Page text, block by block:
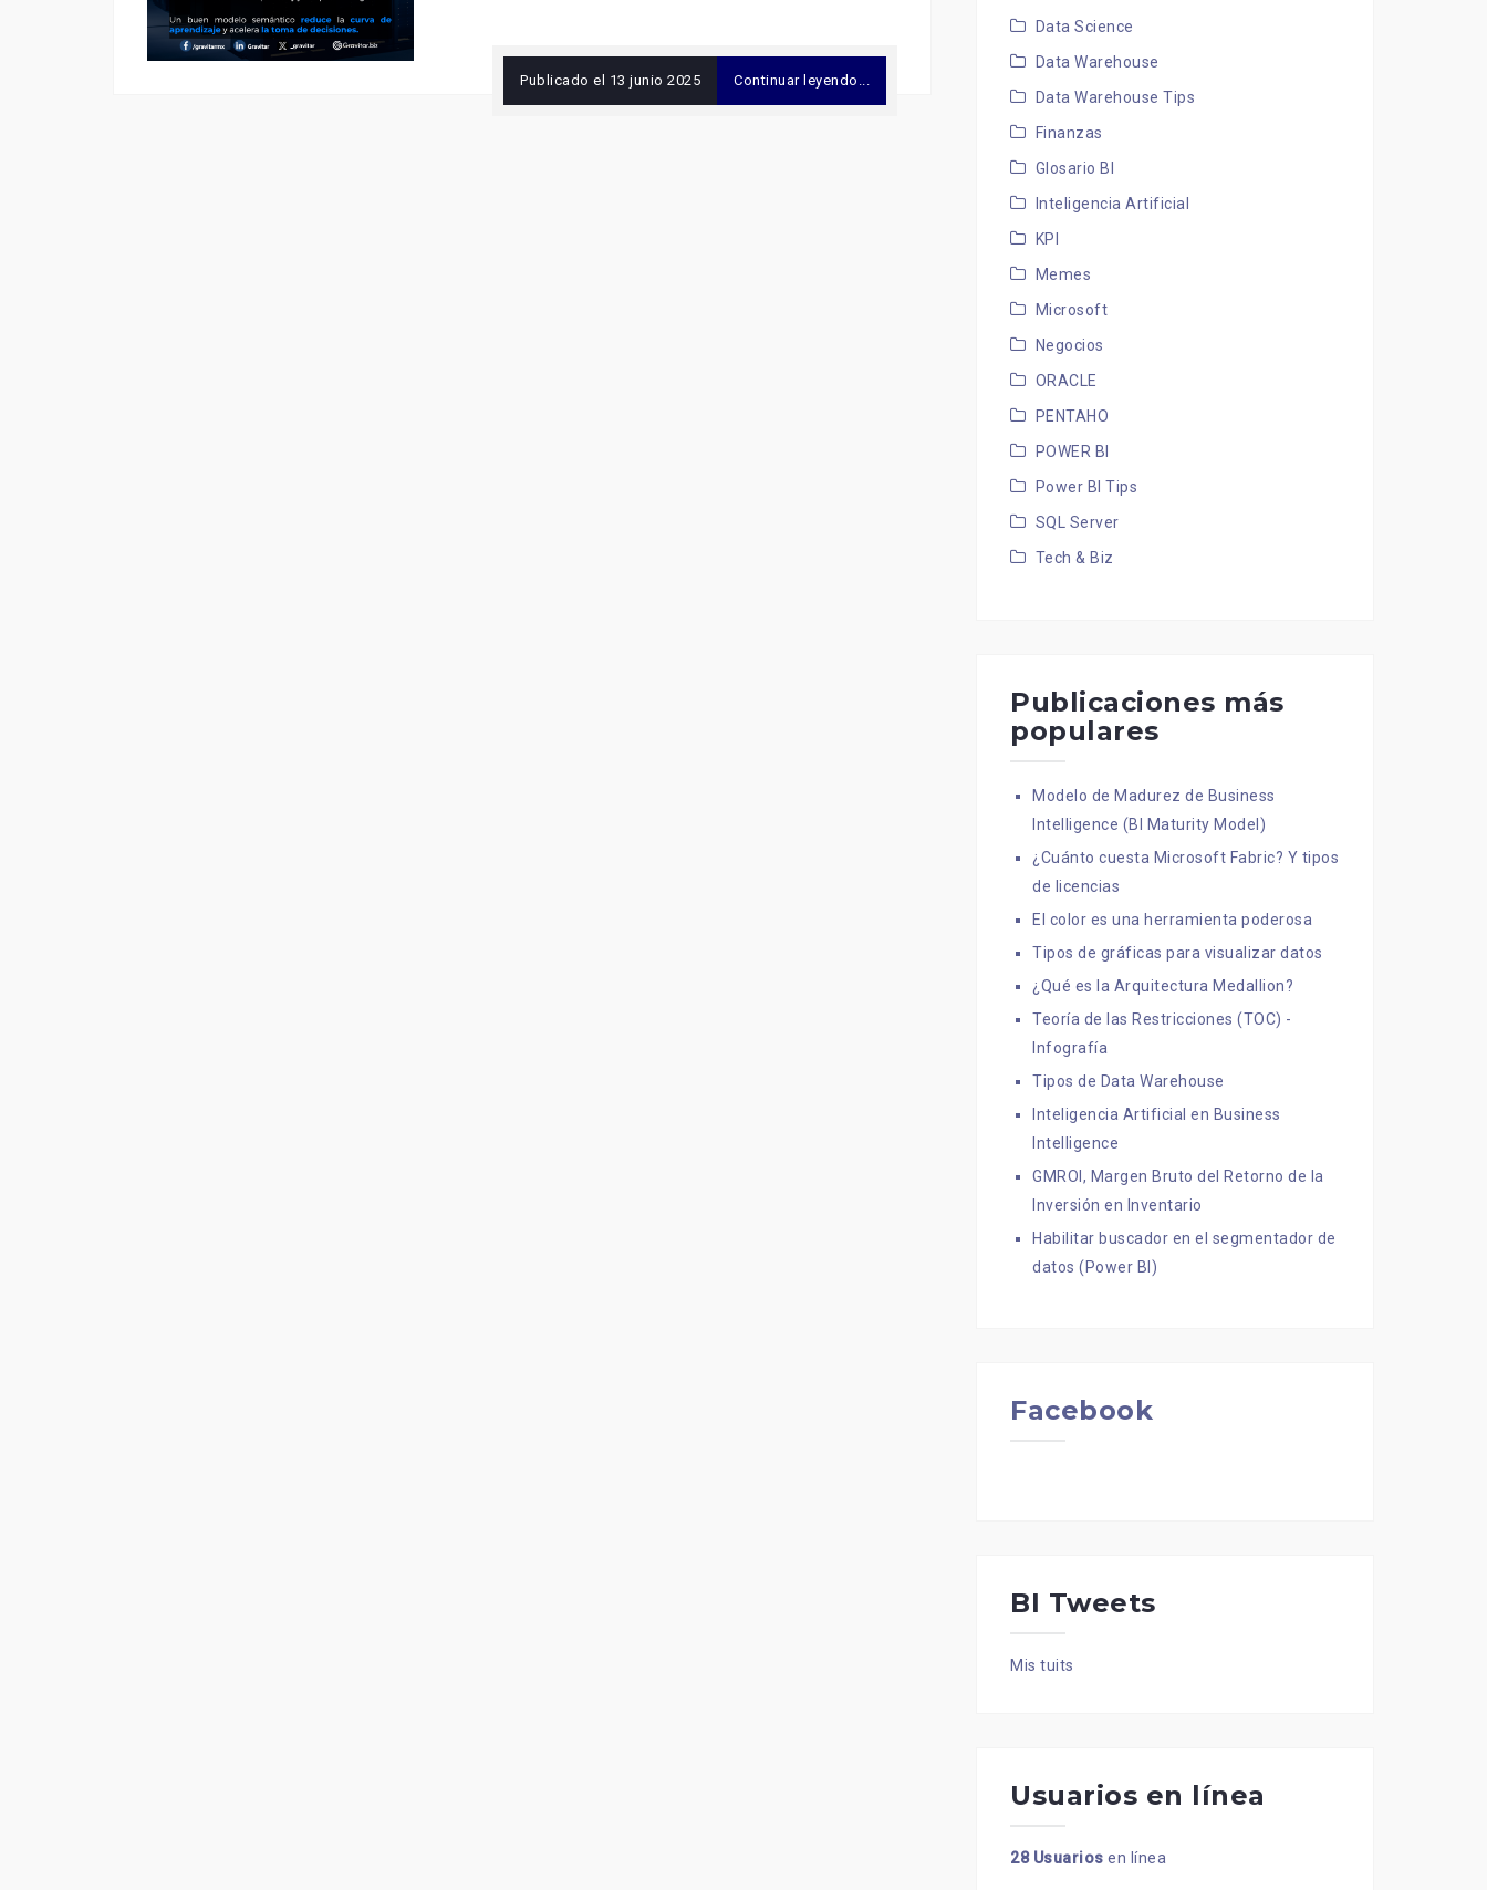
Publicado el 13 junio 2025 Continuar leyendo...
Data Science
Data Warehouse
Data Warehouse Tips
Finanzas
Glosario BI
Inteligencia Artificial
KPI
Memes
Microsoft
Negocios
ORACLE
PENTAHO
POWER BI
Power BI Tips
SQL Server
Tech & Biz
Publicaciones más
populares
Modelo de Madurez de Business
Intelligence (BI Maturity Model)
¿Cuánto cuesta Microsoft Fabric? Y tipos
de licencias
El color es una herramienta poderosa
Tipos de gráficas para visualizar datos
¿Qué es la Arquitectura Medallion?
Teoría de las Restricciones (TOC) -
Infografía
Tipos de Data Warehouse
Inteligencia Artificial en Business
Intelligence
GMROI, Margen Bruto del Retorno de la
Inversión en Inventario
Habilitar buscador en el segmentador de
datos (Power BI)
Facebook
BI Tweets
Mis tuits
Usuarios en línea
28 Usuarios en línea